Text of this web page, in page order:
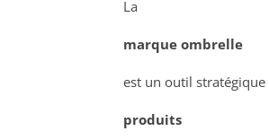
La
marque ombrelle
est un outil
produits